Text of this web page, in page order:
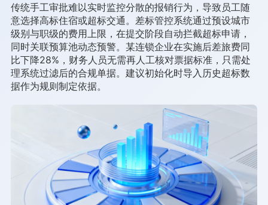
传统手工审批难以实时监控分散的报销行为，导致员工随
意选择高标住宿或超标交通。差标管控系统通过预设城市
级别与职级的费用上限，在提交阶段自动拦截超标申请，
同时关联预算池动态预警。某连锁企业在实施后差旅费同
比下降28%，财务人员无需再人工核对票据标准，只需处
理系统过滤后的合规单据。建议初始化时导入历史超标数
据作为规则制定依据。